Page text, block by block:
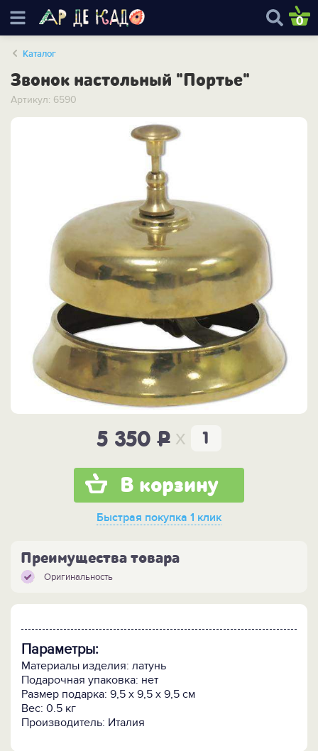
0
Каталог
Звонок настольный "Портье"
Артикул: 6590
5 350P x
В корзину
Быстрая покупка 1 клик
Преимущества товара
Оригинальность
Параметры:
Материалы изделия: латунь
Подарочная упаковка: нет
Размер подарка: 9,5 х 9,5 х 9,5 см
Вес: 0.5 кг
Производитель: Италия